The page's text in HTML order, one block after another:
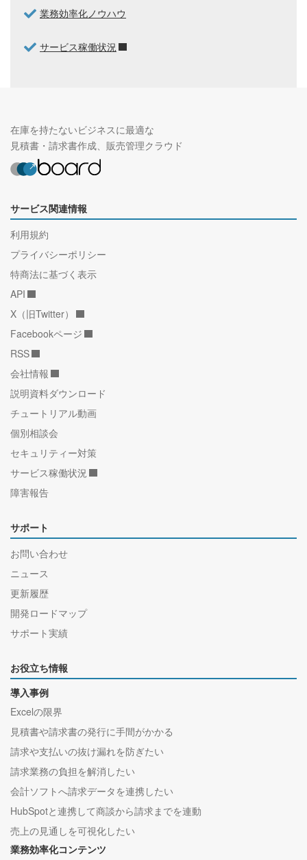
業務効率化ノウハウ
サービス稼働状況
在庫を持たないビジネスに最適な
見積書・請求書作成、販売管理クラウド
サービス関連情報
利用規約
プライバシーポリシー
特商法に基づく表示
API
X（旧Twitter）
Facebookページ
RSS
会社情報
説明資料ダウンロード
チュートリアル動画
個別相談会
セキュリティー対策
サービス稼働状況
障害報告
サポート
お問い合わせ
ニュース
更新履歴
開発ロードマップ
サポート実績
お役立ち情報
導入事例
Excelの限界
見積書や請求書の発行に手間がかかる
請求や支払いの抜け漏れを防ぎたい
請求業務の負担を解消したい
会計ソフトへ請求データを連携したい
HubSpotと連携して商談から請求までを連動
売上の見通しを可視化したい
業務効率化コンテンツ